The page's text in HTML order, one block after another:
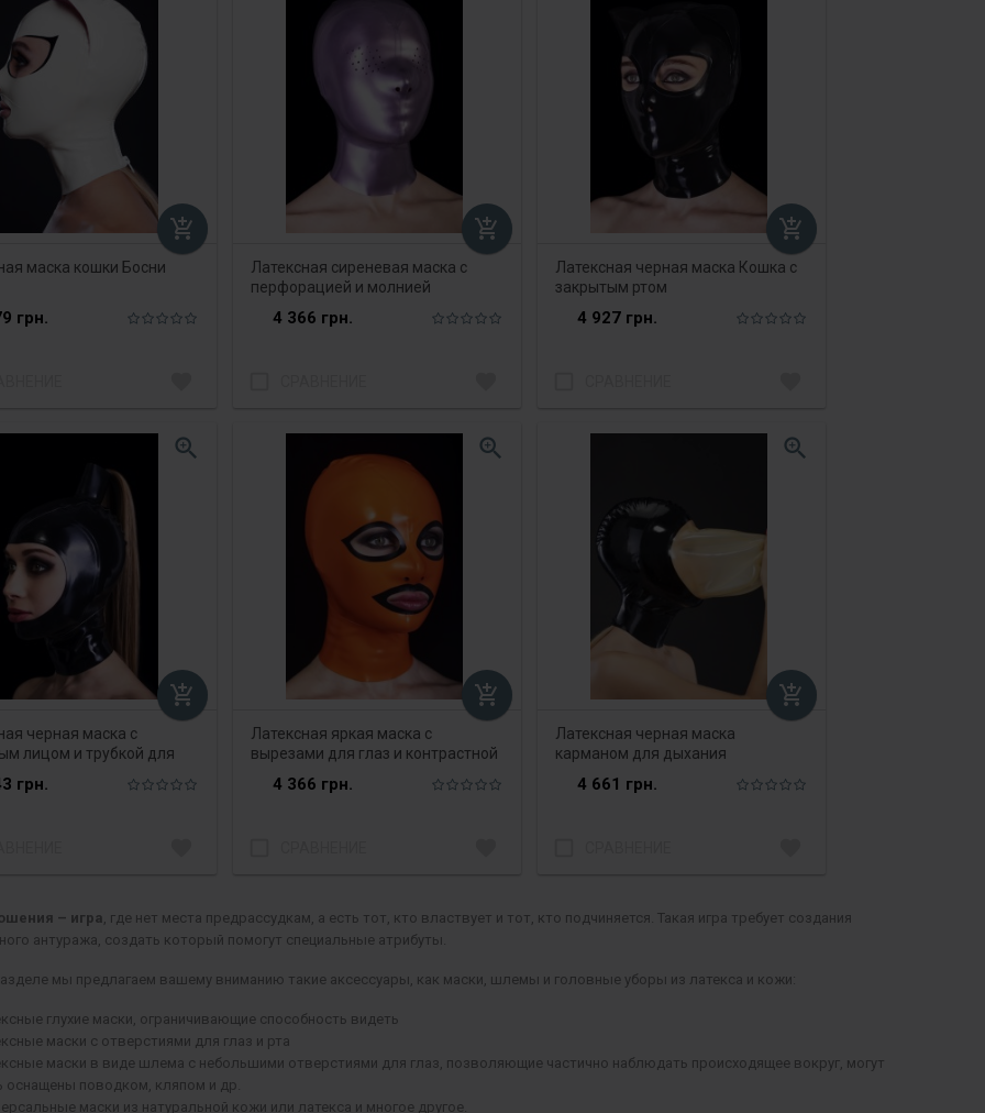
маска кошки Босни
грн.
add_shopping_cart
Латексная сиреневая маска с
перфорацией и молнией
4 366 грн.
add_shopping_cart
Латексная черная маска Кошка с
закрытым ртом
4 927 грн.
add_shopping_cart
черная маска с
лицом и трубкой для
грн.
add_shopping_cart
zoom_in
Латексная яркая маска с
вырезами для глаз и контрастной
4 366 грн.
add_shopping_cart
zoom_in
Латексная черная маска
карманом для дыхания
4 661 грн.
add_shopping_cart
zoom_in
– игра, где нет места предрассудкам, а есть тот, кто властвует и тот, кто подчиняется. Такая игра требует создания
антуража, создать который помогут специальные атрибуты.
мы предлагаем вашему вниманию такие аксессуары, как маски, шлемы и головные уборы из латекса и кожи:
глухие маски, ограничивающие способность видеть
маски с отверстиями для глаз и рта
маски в виде шлема с небольшими отверстиями для глаз, позволяющие частично наблюдать происходящее вокруг, могут
оснащены поводком, кляпом и др.
маски из натуральной кожи или латекса и многое другое.